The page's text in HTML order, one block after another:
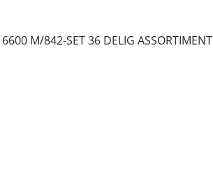
6600 M/842-SET 36 DELIG ASSORTIMENT